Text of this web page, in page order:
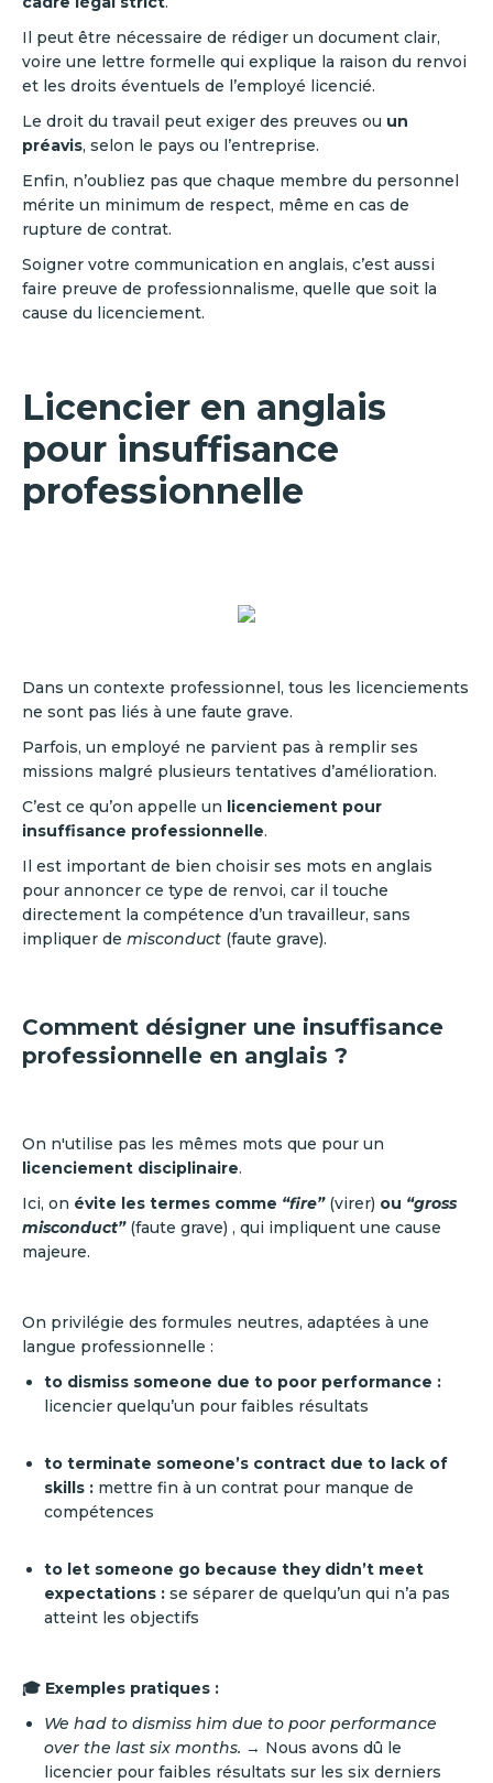
Il peut être nécessaire de rédiger un document clair,
voire une lettre formelle qui explique la raison du renvoi
et les droits éventuels de l’employé licencié.
Le droit du travail peut exiger des preuves ou un
préavis, selon le pays ou l’entreprise.
Enfin, n’oubliez pas que chaque membre du personnel
mérite un minimum de respect, même en cas de
rupture de contrat.
Soigner votre communication en anglais, c’est aussi
faire preuve de professionnalisme, quelle que soit la
cause du licenciement.
Licencier en anglais
pour insuffisance
professionnelle
Dans un contexte professionnel, tous les licenciements
ne sont pas liés à une faute grave.
Parfois, un employé ne parvient pas à remplir ses
missions malgré plusieurs tentatives d’amélioration.
C’est ce qu’on appelle un licenciement pour
insuffisance professionnelle.
Il est important de bien choisir ses mots en anglais
pour annoncer ce type de renvoi, car il touche
directement la compétence d’un travailleur, sans
impliquer de misconduct (faute grave).
Comment désigner une insuffisance
professionnelle en anglais ?
On n'utilise pas les mêmes mots que pour un
licenciement disciplinaire.
Ici, on évite les termes comme “fire” (virer) ou “gross
misconduct” (faute grave) , qui impliquent une cause
majeure.
On privilégie des formules neutres, adaptées à une
langue professionnelle :
to dismiss someone due to poor performance :
licencier quelqu’un pour faibles résultats
to terminate someone’s contract due to lack of
skills : mettre fin à un contrat pour manque de
compétences
to let someone go because they didn’t meet
expectations : se séparer de quelqu’un qui n’a pas
atteint les objectifs
🎓 Exemples pratiques :
We had to dismiss him due to poor performance
over the last six months. → Nous avons dû le
licencier pour faibles résultats sur les six derniers